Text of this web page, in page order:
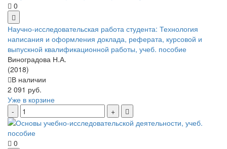
0
Научно-исследовательская работа студента: Технология
написания и оформления доклада, реферата, курсовой и
выпускной квалификационной работы, учеб. пособие
Виноградова Н.А.
(2018)
В наличии
2 091 руб.
Уже в корзине
0